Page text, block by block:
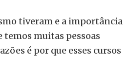
tiveram e a importância
temos muitas pessoas
é por que esses cursos